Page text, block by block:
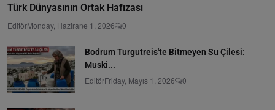
Türk Dünyasının Ortak Hafızası
EditörMonday, Hazirane 1, 2026 0
Bodrum Turgutreis'te Bitmeyen Su Çilesi:
Muski...
EditörFriday, Mayıs 1, 2026 0